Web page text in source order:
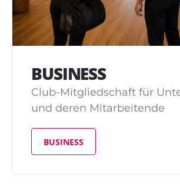
BUSINESS
Club-Mitgliedschaft für
und deren Mitarbeitende
BUSINESS